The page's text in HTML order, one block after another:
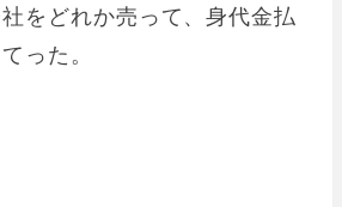
をどれか売って、身代金払
った。